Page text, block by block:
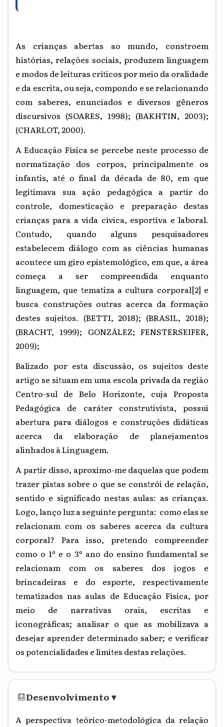
As crianças abertas ao mundo, constroem
histórias, relações sociais, produzem linguagem
e modos de leituras críticos por meio da oralidade
e da escrita, ou seja, compondo e se relacionando
com saberes, enunciados e diversos gêneros
discursivos (SOARES, 1998); (BAKHTIN, 2003);
(CHARLOT, 2000).
A Educação Física se percebe neste processo de
normatização dos corpos, principalmente os
infantis, até o final da década de 80, em que
legitimava sua ação pedagógica a partir do
controle, domesticação e preparação destas
crianças para a vida cívica, esportiva e laboral.
Contudo, quando alguns pesquisadores
estabelecem diálogo com as ciências humanas
acontece um giro epistemológico, em que, a área
começa a ser compreendida enquanto
linguagem, que tematiza a cultura corporal[2] e
busca construções outras acerca da formação
destes sujeitos. (BETTI, 2018); (BRASIL, 2018);
(BRACHT, 1999); GONZÁLEZ; FENSTERSEIFER,
2009);
Balizado por esta discussão, os sujeitos deste
artigo se situam em uma escola privada da região
Centro-sul de Belo Horizonte, cuja Proposta
Pedagógica de caráter construtivista, possui
abertura para diálogos e construções didáticas
acerca da elaboração de planejamentos
alinhados à Linguagem.
A partir disso, aproximo-me daquelas que podem
trazer pistas sobre o que se constrói de relação,
sentido e significado nestas aulas: as crianças.
Logo, lanço luz a seguinte pergunta: como elas se
relacionam com os saberes acerca da cultura
corporal? Para isso, pretendo compreender
como o 1º e o 3º ano do ensino fundamental se
relacionam com os saberes dos jogos e
brincadeiras e do esporte, respectivamente
tematizados nas aulas de Educação Física, por
meio de narrativas orais, escritas e
iconográficas; analisar o que as mobilizava a
desejar aprender determinado saber; e verificar
os potencialidades e limites destas relações.
Desenvolvimento▾
A perspectiva teórico-metodológica da relação